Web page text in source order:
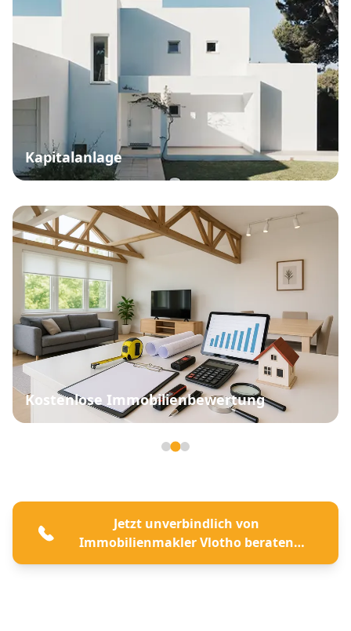
Kapitalanlage
Kostenlose Immobilienbewertung
Jetzt unverbindlich von
Immobilienmakler Vlotho beraten
lassen